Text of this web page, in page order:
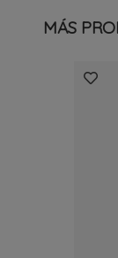
MÁS